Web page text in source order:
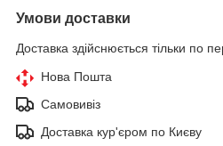
Умови доставки
Доставка здійснюється тільки по
Нова Пошта
Самовивіз
Доставка кур'єром по Києву